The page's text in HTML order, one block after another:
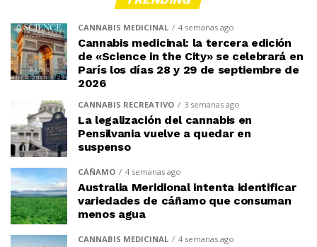
CANNABIS MEDICINAL 4 semanas ago
Cannabis medicinal: la tercera edición
de «Science in the City» se celebrará en
París los días 28 y 29 de septiembre de
2026
CANNABIS RECREATIVO 3 semanas ago
La legalización del cannabis en
Pensilvania vuelve a quedar en
suspenso
CÁÑAMO 4 semanas ago
Australia Meridional intenta identificar
variedades de cáñamo que consuman
menos agua
CANNABIS MEDICINAL 4 semanas ago